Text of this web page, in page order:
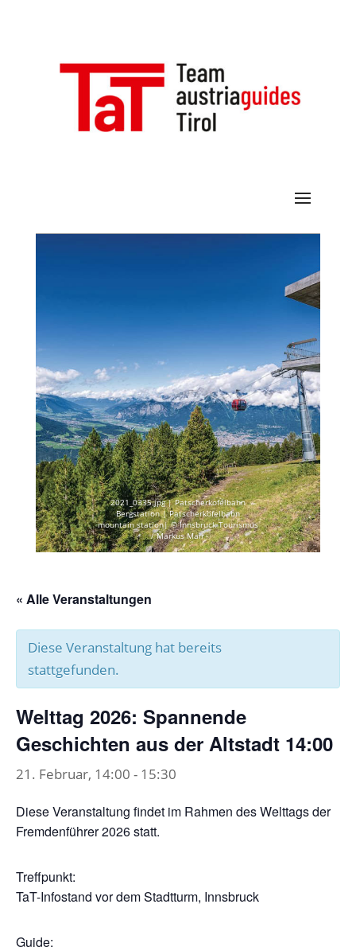
2021_0335.jpg | Patscherkofelbahn
Bergstation | Patscherkofelbahn
mountain station| © Innsbruck Tourismus
/ Markus Mair
« Alle Veranstaltungen
Diese Veranstaltung hat bereits
stattgefunden.
Welttag 2026: Spannende
Geschichten aus der Altstadt 14:00
21. Februar, 14:00 - 15:30
Diese Veranstaltung findet im Rahmen des Welttags der
Fremdenführer 2026 statt.
Treffpunkt:
TaT-Infostand vor dem Stadtturm, Innsbruck
Guide: